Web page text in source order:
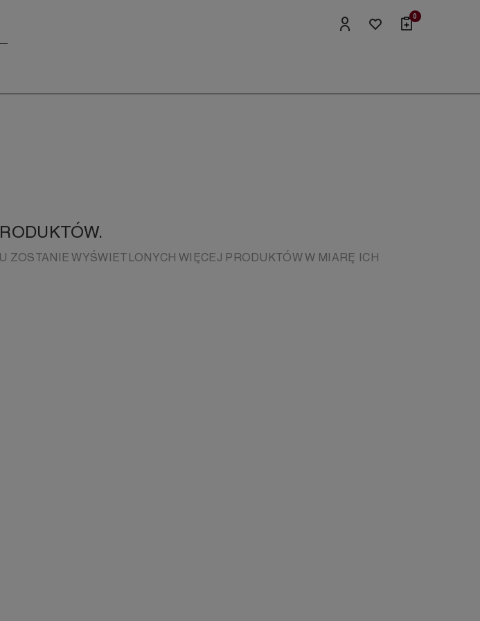
0
ZOSTANIE WYŚWIETLONYCH WIĘCEJ PRODUKTÓW W MIARĘ ICH